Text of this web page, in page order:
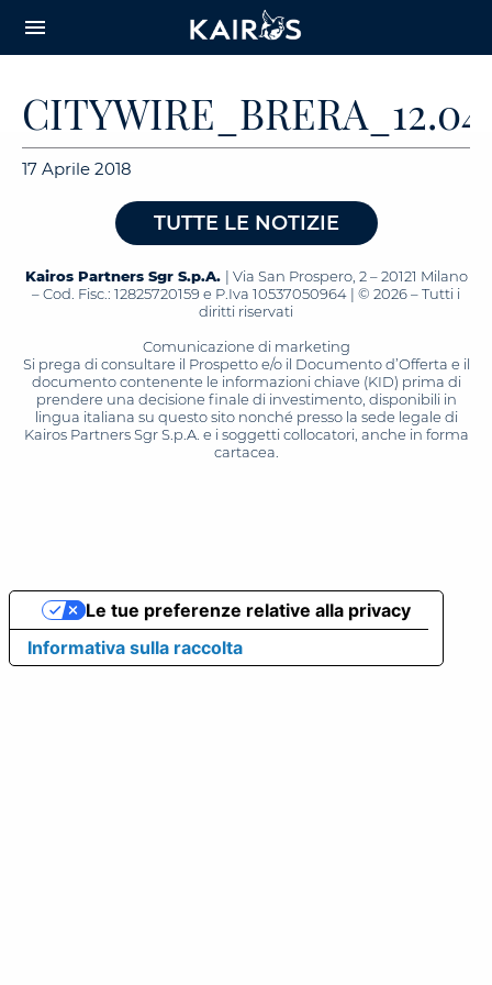
CONTENT
menu
17 Aprile 2018
TUTTE LE NOTIZIE
Kairos Partners Sgr S.p.A. | Via San Prospero, 2 – 20121 Milano
– Cod. Fisc.: 12825720159 e P.Iva 10537050964 | © 2026 – Tutti i
diritti riservati
Comunicazione di marketing
Si prega di consultare il Prospetto e/o il Documento d’Offerta e il
documento contenente le informazioni chiave (KID) prima di
prendere una decisione finale di investimento, disponibili in
lingua italiana su questo sito nonché presso la sede legale di
Kairos Partners Sgr S.p.A. e i soggetti collocatori, anche in forma
cartacea.
Informativa sulla raccolta
Le tue preferenze relative alla privacy